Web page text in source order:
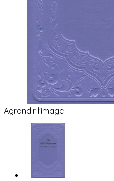
Agrandir l'image